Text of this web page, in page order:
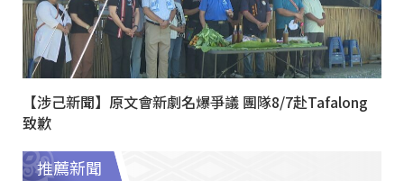
【涉己新聞】原文會新劇名爆爭議 團隊8/7赴Tafalong
致歉
推薦新聞